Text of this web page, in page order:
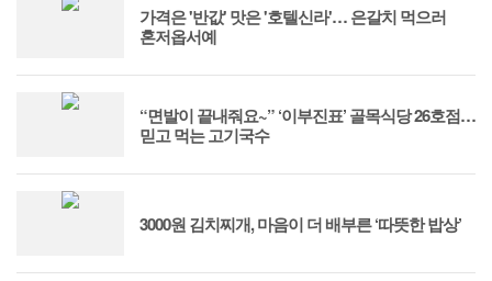
가격은 '반값' 맛은 '호텔신라'… 은갈치 먹으러
혼저옵서예
“면발이 끝내줘요~” ‘이부진표’ 골목식당 26호점…
믿고 먹는 고기국수
3000원 김치찌개, 마음이 더 배부른 ‘따뜻한 밥상’